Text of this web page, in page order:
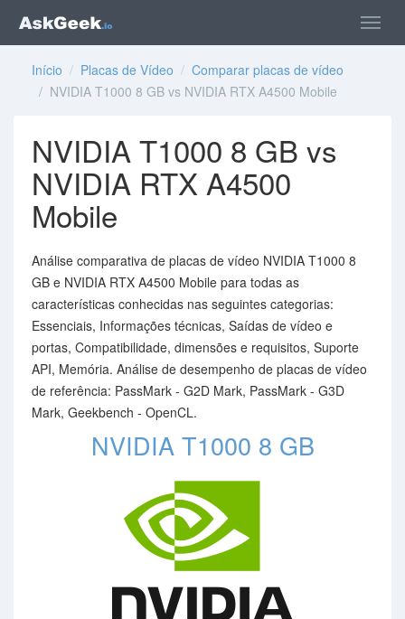
Início / Placas de Vídeo / Comparar placas de vídeo
/ NVIDIA T1000 8 GB vs NVIDIA RTX A4500 Mobile
NVIDIA T1000 8 GB vs
NVIDIA RTX A4500
Mobile
Análise comparativa de placas de vídeo NVIDIA T1000 8
GB e NVIDIA RTX A4500 Mobile para todas as
características conhecidas nas seguintes categorias:
Essenciais, Informações técnicas, Saídas de vídeo e
portas, Compatibilidade, dimensões e requisitos, Suporte
API, Memória. Análise de desempenho de placas de vídeo
de referência: PassMark - G2D Mark, PassMark - G3D
Mark, Geekbench - OpenCL.
NVIDIA T1000 8 GB